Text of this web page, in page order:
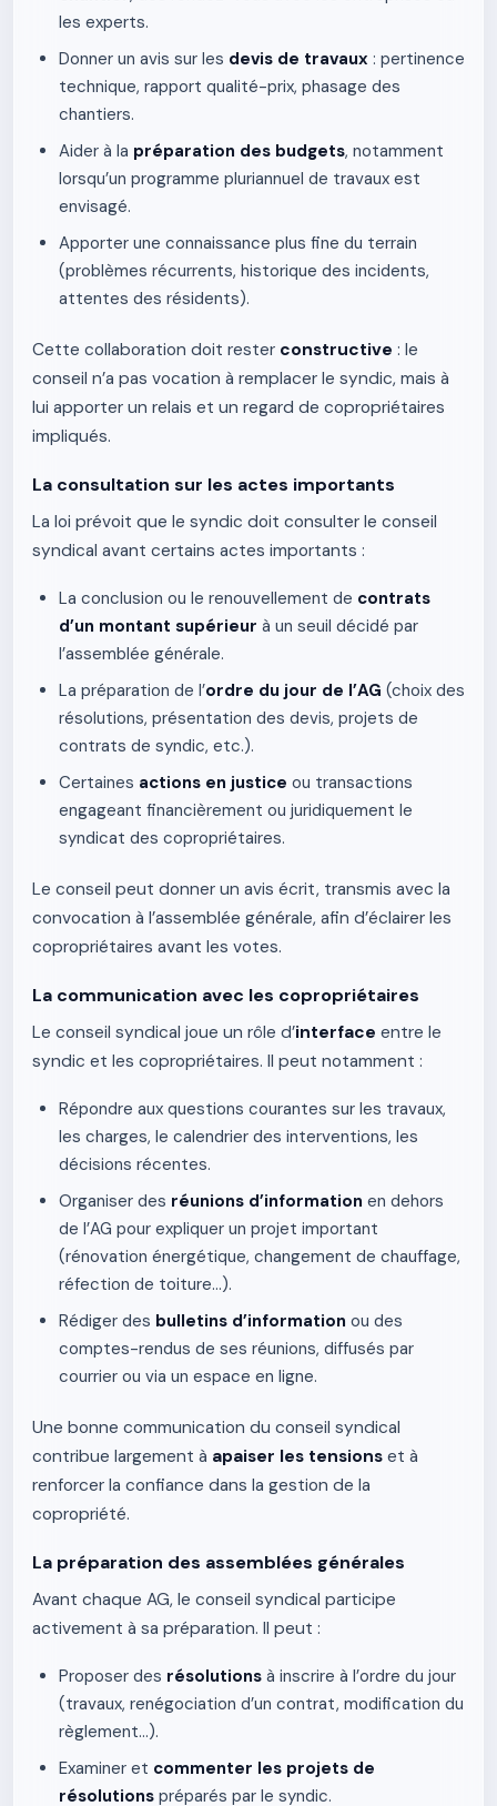
les experts.
Donner un avis sur les devis de travaux : pertinence
technique, rapport qualité-prix, phasage des
chantiers.
Aider à la préparation des budgets, notamment
lorsqu’un programme pluriannuel de travaux est
envisagé.
Apporter une connaissance plus fine du terrain
(problèmes récurrents, historique des incidents,
attentes des résidents).
Cette collaboration doit rester constructive : le
conseil n’a pas vocation à remplacer le syndic, mais à
lui apporter un relais et un regard de copropriétaires
impliqués.
La consultation sur les actes importants
La loi prévoit que le syndic doit consulter le conseil
syndical avant certains actes importants :
La conclusion ou le renouvellement de contrats
d’un montant supérieur à un seuil décidé par
l’assemblée générale.
La préparation de l’ordre du jour de l’AG (choix des
résolutions, présentation des devis, projets de
contrats de syndic, etc.).
Certaines actions en justice ou transactions
engageant financièrement ou juridiquement le
syndicat des copropriétaires.
Le conseil peut donner un avis écrit, transmis avec la
convocation à l’assemblée générale, afin d’éclairer les
copropriétaires avant les votes.
La communication avec les copropriétaires
Le conseil syndical joue un rôle d’interface entre le
syndic et les copropriétaires. Il peut notamment :
Répondre aux questions courantes sur les travaux,
les charges, le calendrier des interventions, les
décisions récentes.
Organiser des réunions d’information en dehors
de l’AG pour expliquer un projet important
(rénovation énergétique, changement de chauffage,
réfection de toiture…).
Rédiger des bulletins d’information ou des
comptes-rendus de ses réunions, diffusés par
courrier ou via un espace en ligne.
Une bonne communication du conseil syndical
contribue largement à apaiser les tensions et à
renforcer la confiance dans la gestion de la
copropriété.
La préparation des assemblées générales
Avant chaque AG, le conseil syndical participe
activement à sa préparation. Il peut :
Proposer des résolutions à inscrire à l’ordre du jour
(travaux, renégociation d’un contrat, modification du
règlement…).
Examiner et commenter les projets de
résolutions préparés par le syndic.